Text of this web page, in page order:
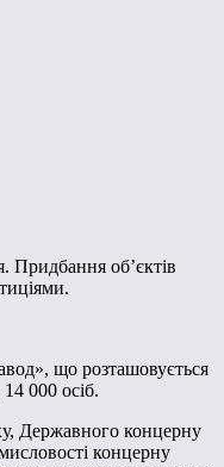
Придбання об’єктів
що розташовується
000 осіб.
Державного концерну
концерну